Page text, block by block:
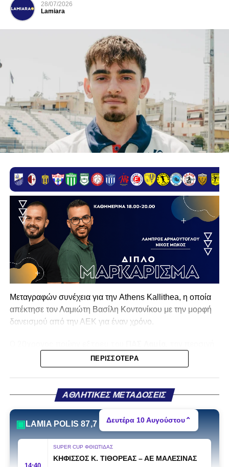
28/07/2026
Lamiara
Μεταγραφών συνέχεια για την Athens Kallithea, η οποία
απέκτησε τον Λαμιώτη Βασίλη Κοντονίκου με την μορφή
δανεισμού από την ΑΕΚ για έναν χρόνο.
σεζόν στην Superbet League 2 είχε απολογισμό 20
συμμετοχές, δύο γκολ και ισάριθμες ασίστ με τον ΠΑΣ
Γιάννινα. Στο παρελθόν έχει αγωνιστεί σε Λαμία (10
συμμετοχές, ένα γκολ) και ΑΕΚ Β (12 συμμετοχές, τρία
«Η Athens Kallithea FC ανακοινώνει την απόκτηση του
δανεισμού από την ΑΕΚ.
ΠΕΡΙΣΣΌΤΕΡΑ
ΑΘΛΗΤΙΚΕΣ ΜΕΤΑΔΟΣΕΙΣ
▣LAMIA POLIS 87,7 Δευτέρα 10 Αυγούστου⌃
SUPER CUP ΦΘΙΩΤΙΔΑΣ
ΚΗΦΙΣΣΟΣ Κ. ΤΙΘΟΡΕΑΣ –ΑΕ ΜΑΛΕΣΙΝΑΣ